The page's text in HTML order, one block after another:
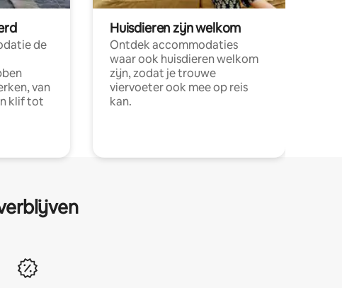
de
van
klif tot
Huisdieren zijn welkom
Ontdek accommodaties
waar ook huisdieren welkom
zijn, zodat je trouwe
viervoeter ook mee op reis
kan.